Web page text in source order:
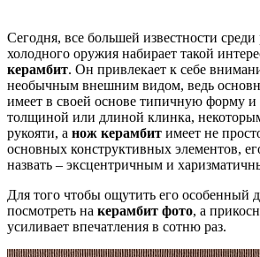
Сегодня, все большей известности
холодного оружия набирает такой
керамбит. Он привлекает к себе
необычным внешним видом, ведь
имеет в своей основе типичную форму и
толщиной или длиной клинка,
рукояти, а нож керамбит имеет не
основных конструктивных элементов,
назвать – эксцентричным и
Для того чтобы ощутить его особенный
посмотреть на керамбит фото, а
усиливает впечатления в сотню раз.